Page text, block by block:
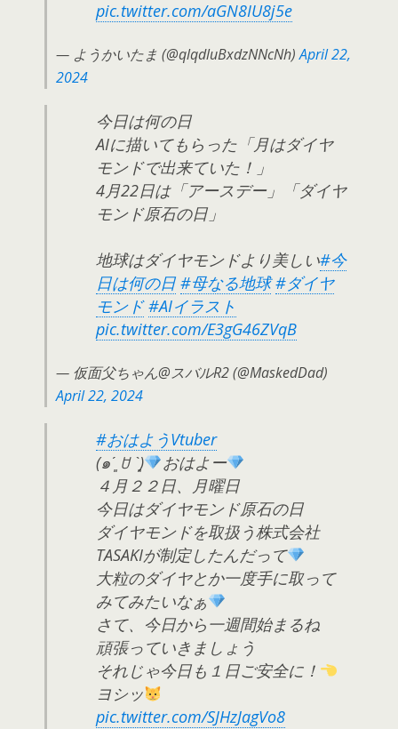
pic.twitter.com/aGN8IU8j5e
— ようかいたま (@qlqdluBxdzNNcNh)April 22,
2024
今日は何の日
AIに描いてもらった「月はダイヤ
モンドで出来ていた！」
4月22日は「アースデー」「ダイヤ
モンド原石の日」
地球はダイヤモンドより美しい#今
日は何の日 #母なる地球 #ダイヤ
モンド #AIイラスト
pic.twitter.com/E3gG46ZVqB
— 仮面父ちゃん@スバルR2 (@MaskedDad)
April 22, 2024
#おはようVtuber
(๑ˊ͈ ꇴ ˋ͈)
おはよー
４月２２日、月曜日
今日はダイヤモンド原石の日
ダイヤモンドを取扱う株式会社
TASAKIが制定したんだって
大粒のダイヤとか一度手に取って
みてみたいなぁ
さて、今日から一週間始まるね
頑張っていきましょう
それじゃ今日も１日ご安全に！
ヨシッ
pic.twitter.com/SJHzJagVo8